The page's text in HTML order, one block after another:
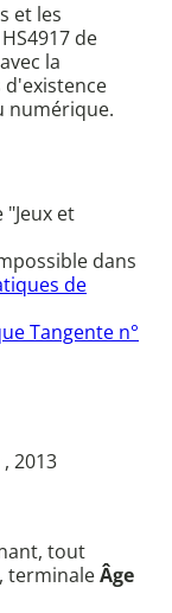
et les
de
la
numérique.
et
dans
de
Tangente n°
2013
tout
terminaleÂge